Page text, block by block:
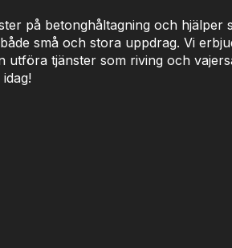
på betonghåltagning och hjälper
små och stora uppdrag. Vi
utföra tjänster som riving och